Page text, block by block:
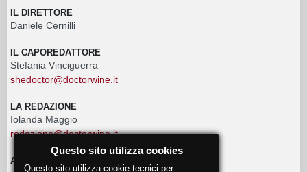
IL DIRETTORE
Daniele Cernilli
IL CAPOREDATTORE
Stefania Vinciguerra
shedoctor@doctorwine.it
LA REDAZIONE
Iolanda Maggio
redazione@doctorwine.it
ADVERTISING
Questo sito utilizza cookies
Questo sito utilizza cookie tecnici per